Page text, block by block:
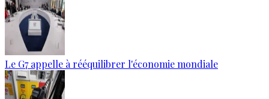
Le G7 appelle à rééquilibrer l'économie mondiale